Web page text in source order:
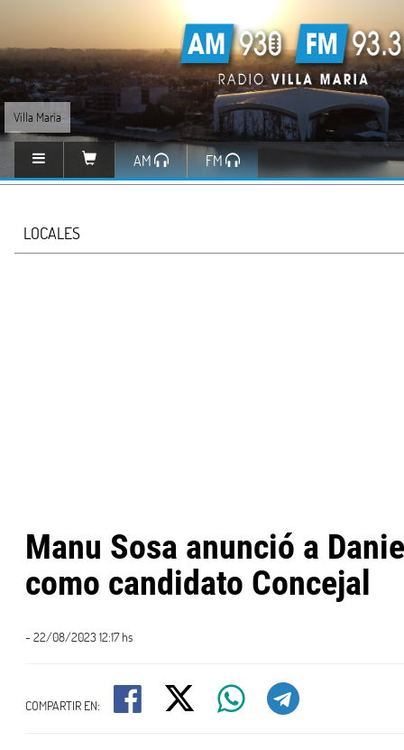
Villa María
AM FM
LOCALES
Manu Sosa anunció a
como candidato Concejal
- 22/08/2023 12:17 hs
COMPARTIR EN: